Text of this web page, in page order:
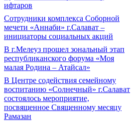
ифтаров
Сотрудники комплекса Соборной
мечети «Аннаби» г.Салават –
инициаторы социальных акций
В г.Мелеуз прошел зональный этап
республиканского форума «Моя
малая Родина – Атайсал»
В Центре содействия семейному
воспитанию «Солнечный» г.Салават
состоялось мероприятие,
посвященное Священному месяцу
Рамазан